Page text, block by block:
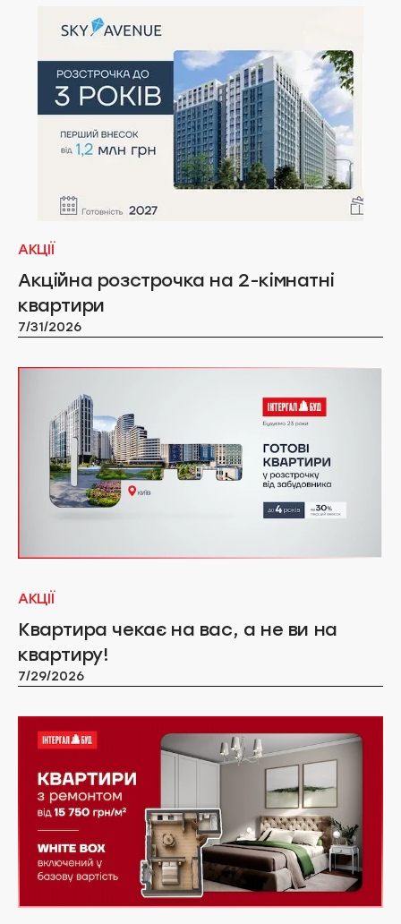
АКЦІЇ
Акційна розстрочка на 2-кімнатні
квартири
7/31/2026
АКЦІЇ
Квартира чекає на вас, а не ви на
квартиру!
7/29/2026